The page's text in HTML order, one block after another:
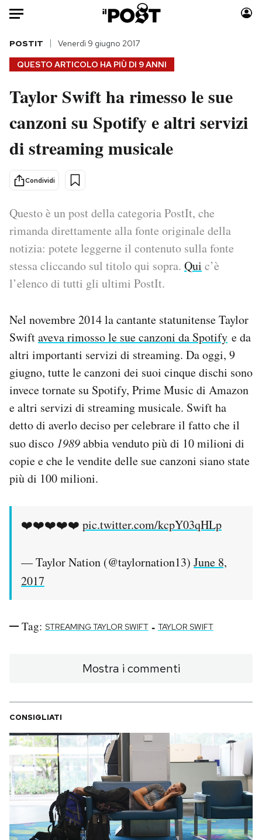
Auto
HOME
Italia
Politica
Tecnologia
Scienza
Economia
Sport
Moda
Consumismi
Storie/Idee
Altrecose
Mondiali calcio 2026
PODCAST
NEWSLETTER
I MIEI PREFERITI
SHOP
CALENDARIO
AREA PERSONALE
Notifiche mobile
Hai bisogno di aiuto?
Esci
QUESTO ARTICOLO HA PIÙ DI 9 ANNI
POSTIT Venerdì 9 giugno 2017
Taylor Swift ha rimesso le sue
canzoni su Spotify e altri servizi
di streaming musicale
Condividi
Questo è un post della categoria PostIt, che
rimanda direttamente alla fonte originale della
notizia: potete leggerne il contenuto sulla fonte
stessa cliccando sul titolo qui sopra. Qui c’è
l’elenco di tutti gli ultimi PostIt.
Nel novembre 2014 la cantante statunitense Taylor
Swiftaveva rimosso le sue canzoni da Spotify e da
altri importanti servizi di streaming. Da oggi, 9
giugno, tutte le canzoni dei suoi cinque dischi sono
invece tornate su Spotify, Prime Music di Amazon
e altri servizi di streaming musicale. Swift ha
detto di averlo deciso per celebrare il fatto che il
suo disco 1989abbia venduto più di 10 milioni di
copie e che le vendite delle sue canzoni siano state
più di 100 milioni.
❤️❤️❤️❤️❤️ pic.twitter.com/kcpY03qHLp
— Taylor Nation (@taylornation13) June 8,
2017
Tag: STREAMING TAYLOR SWIFT - TAYLOR SWIFT
Mostra i commenti
CONSIGLIATI